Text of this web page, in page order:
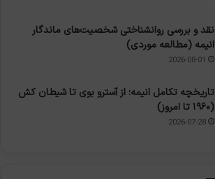
نقد و بررسی روانشناختی شخصیت‌های ماندگار
انیمه (مطالعه موردی)
2026-08-01
تاریخچه تکامل انیمه؛ از آسترو بوی تا شیطان کش
(۱۹۶۰ تا امروز)
2026-07-28